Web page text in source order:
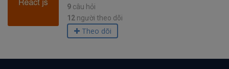
9 câu hỏi
12 người theo dõi
Theo dõi